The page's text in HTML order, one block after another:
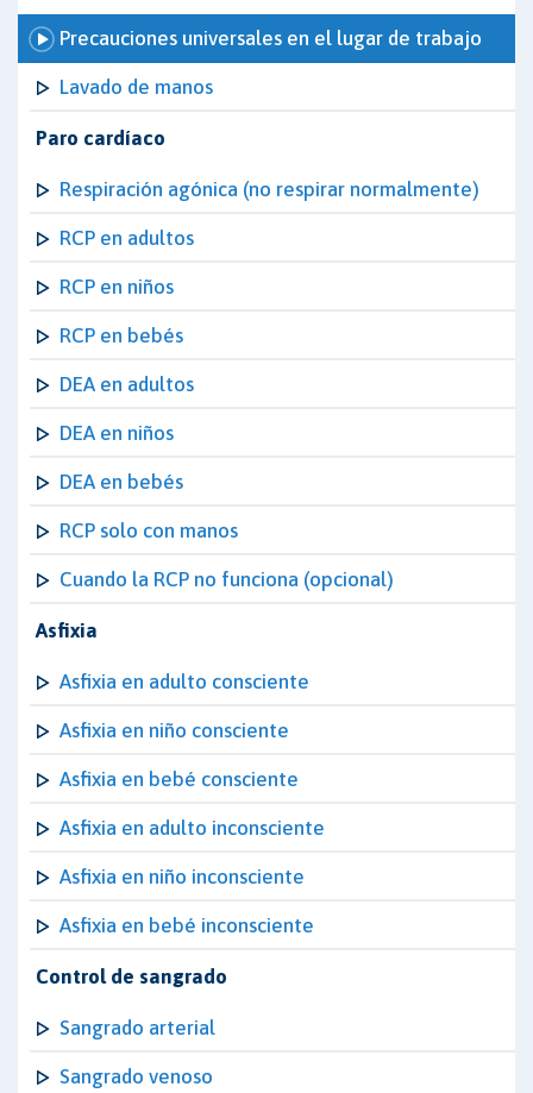
Precauciones universales en el lugar de trabajo
Lavado de manos
Paro cardíaco
Respiración agónica (no respirar normalmente)
RCP en adultos
RCP en niños
RCP en bebés
DEA en adultos
DEA en niños
DEA en bebés
RCP solo con manos
Cuando la RCP no funciona (opcional)
Asfixia
Asfixia en adulto consciente
Asfixia en niño consciente
Asfixia en bebé consciente
Asfixia en adulto inconsciente
Asfixia en niño inconsciente
Asfixia en bebé inconsciente
Control de sangrado
Sangrado arterial
Sangrado venoso